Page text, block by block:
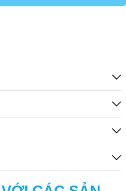
dư thừa và cặn bẩn có kích thước